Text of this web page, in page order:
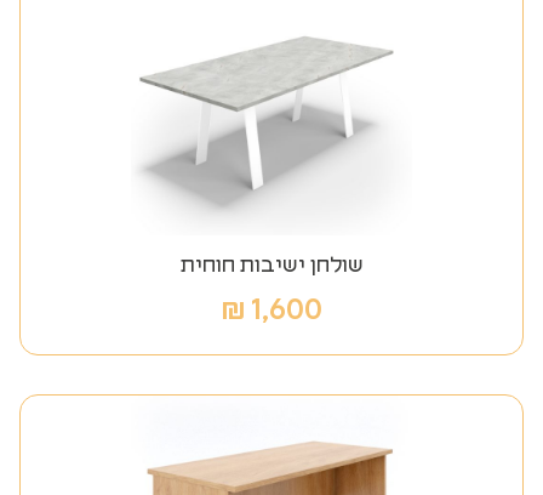
שולחן ישיבות חוחית
1,600
₪